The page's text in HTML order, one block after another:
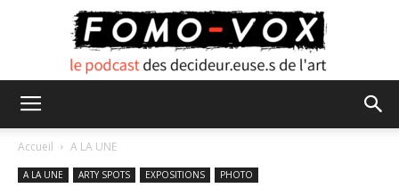
Accueil A LA UNE
A LA UNE ARTY SPOTS EXPOSITIONS PHOTO